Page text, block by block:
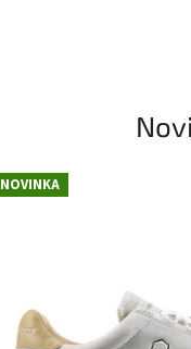
NOVINKA